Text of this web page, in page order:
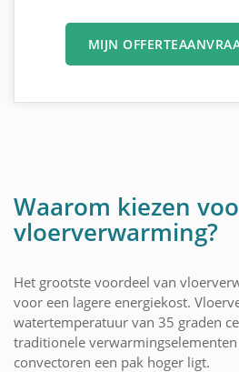
MIJN
Waarom kiezen
vloerverwarming?
Het grootste voordeel van
voor een lagere energiekost.
watertemperatuur van 35 graden
traditionele
convectoren een pak hoger ligt.